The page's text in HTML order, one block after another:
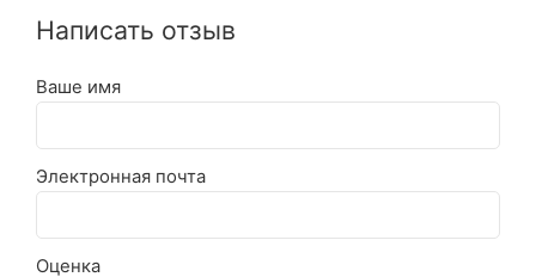
Написать отзыв
Ваше имя
Электронная почта
Оценка